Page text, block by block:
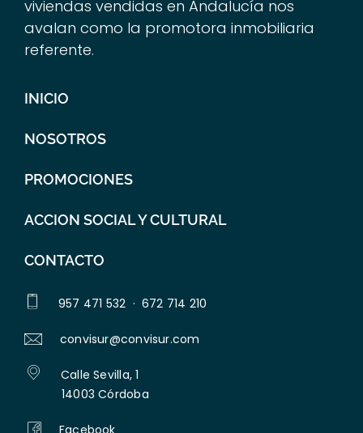
viviendas vendidas en Andalucía nos
avalan como la promotora inmobiliaria
referente.
INICIO
NOSOTROS
PROMOCIONES
ACCION SOCIAL Y CULTURAL
CONTACTO
957 471 532 · 672 714 210
convisur@convisur.com
Calle Sevilla, 1
14003 Córdoba
Facebook